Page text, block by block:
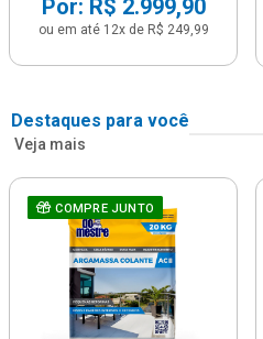
Por: R$ 2.999,90
ou em até 12x de R$ 249,99
Destaques para você
Veja mais
COMPRE JUNTO